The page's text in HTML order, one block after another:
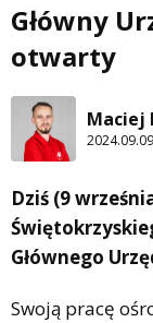
Główny
otwarty
Maciej
Dziś (9
Głównego
Swoją pracę